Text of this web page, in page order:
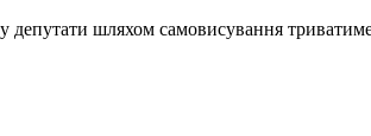
депутати шляхом самовисування